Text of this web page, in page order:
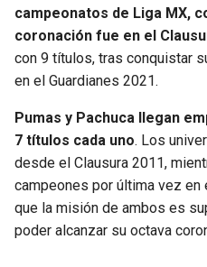
campeonatos de Liga MX,
coronación fue en el
con 9 títulos, tras conquistar
en el Guardianes 2021.
Pumas y Pachuca llegan
7 títulos cada uno. Los
desde el Clausura 2011,
campeones por última vez en
que la misión de ambos es
poder alcanzar su octava